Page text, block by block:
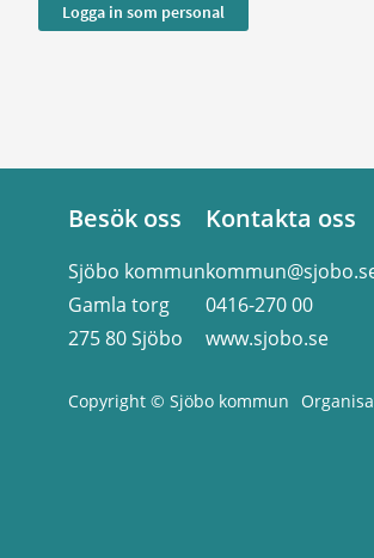
Besök oss
Sjöbo kommun
Gamla torg
275 80 Sjöbo
Kontakta oss
0416-270 00
www.sjobo.se
Copyright © Sjöbo kommun